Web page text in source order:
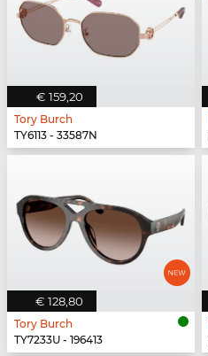
€ 159,20
Tory Burch
TY6113 - 33587N
€ 128,80
Tory Burch
TY7233U - 196413